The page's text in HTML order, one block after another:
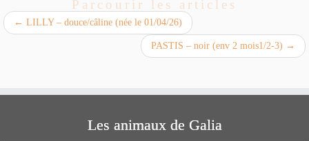
Parcourir les articles
← LILLY – douce/câline (née le 01/04/26)
PASTIS – noir (env 2 mois1/2-3) →
Les animaux de Galia